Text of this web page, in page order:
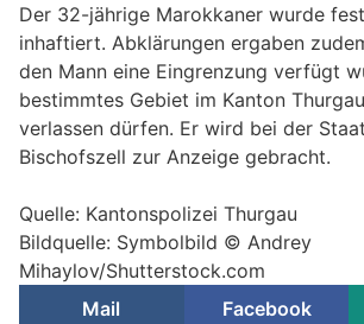
Der 32-jährige Marokkaner wurde
inhaftiert. Abklärungen ergaben
den Mann eine Eingrenzung verfügt
bestimmtes Gebiet im Kanton
verlassen dürfen. Er wird bei der
Bischofszell zur Anzeige gebracht.
Quelle: Kantonspolizei Thurgau
Bildquelle: Symbolbild © Andrey
Mihaylov/Shutterstock.com
Mail
Facebook